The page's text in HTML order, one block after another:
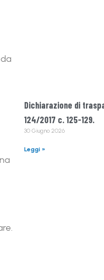
Dichiarazione di
124/2017 c. 125-129.
30 Giugno 2026
Leggi »